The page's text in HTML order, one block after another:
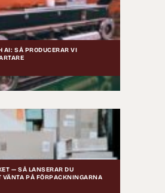
AI: SÅ PRODUCERAR VI
— SÅ LANSERAR DU
VÄNTA PÅ FÖRPACKNINGARNA